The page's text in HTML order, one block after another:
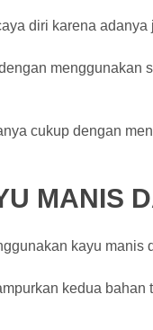
diri karena
menggunakan
cukup dengan
MANIS
kayu manis
kedua